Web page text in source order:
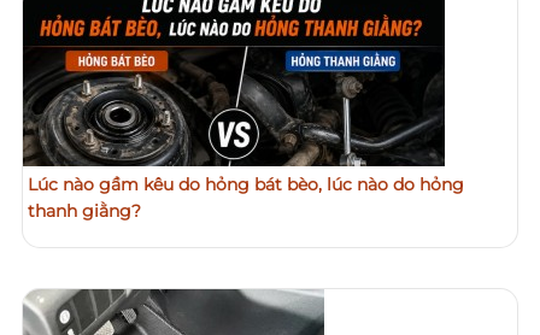
Lúc nào gầm kêu do hỏng bát bèo, lúc nào do hỏng
thanh giằng?